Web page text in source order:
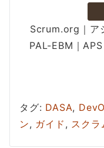
Scrum.org｜ア
PAL-EBM｜
タグ: DASA,
ン, ガイド , スクラ